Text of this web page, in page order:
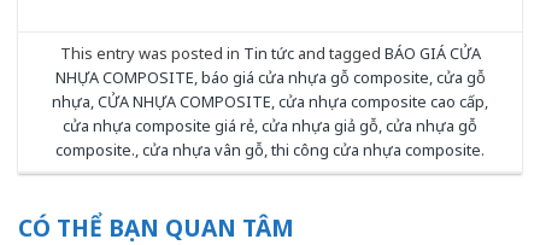
This entry was posted in Tin tứcand tagged BÁO GIÁ CỬA
NHỰA COMPOSITE,báo giá cửa nhựa gỗ composite,cửa gỗ
nhựa,CỬA NHỰA COMPOSITE,cửa nhựa composite cao cấp,
cửa nhựa composite giá rẻ,cửa nhựa giả gỗ,cửa nhựa gỗ
composite.,cửa nhựa vân gỗ,thi công cửa nhựa composite.
CÓ THỂ BẠN QUAN TÂM